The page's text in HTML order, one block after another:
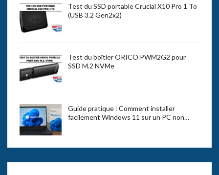
Test du SSD portable Crucial X10 Pro 1 To
(USB 3.2 Gen2x2)
Test du boîtier ORICO PWM2G2 pour
SSD M.2 NVMe
Guide pratique : Comment installer
facilement Windows 11 sur un PC non…